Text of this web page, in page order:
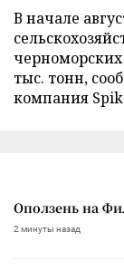
В начале
тыс. тонн,
компания
Оползень на
2 минуты назад